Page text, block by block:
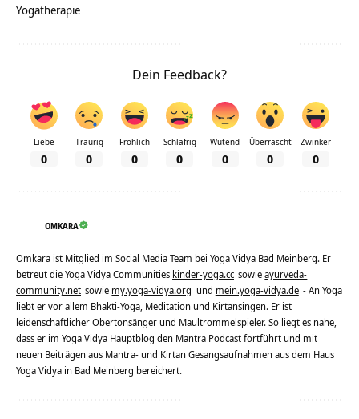
Yogatherapie
Dein Feedback?
Liebe
0
Traurig
0
Fröhlich
0
Schläfrig
0
Wütend
0
Überrascht
0
Zwinker
0
OMKARA
Omkara ist Mitglied im Social Media Team bei Yoga Vidya Bad Meinberg. Er
betreut die Yoga Vidya Communities kinder-yoga.cc sowieayurveda-
community.net sowie my.yoga-vidya.org und mein.yoga-vidya.de - An Yoga
liebt er vor allem Bhakti-Yoga, Meditation und Kirtansingen. Er ist
leidenschaftlicher Obertonsänger und Maultrommelspieler. So liegt es nahe,
dass er im Yoga Vidya Hauptblog den Mantra Podcast fortführt und mit
neuen Beiträgen aus Mantra- und Kirtan Gesangsaufnahmen aus dem Haus
Yoga Vidya in Bad Meinberg bereichert.